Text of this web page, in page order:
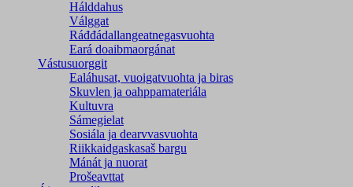
Hálddahus
Válggat
Ráđđádallangeatnegas­vuohta
Eará doaibmaorgánat
Vástusuorggit
Ealáhusat, vuoigatvuohta ja biras
Skuvlen ja oahppamateriála
Kultuvra
Sámegielat
Sosiála ja dearvvasvuohta
Riikkaidgaskasaš bargu
Mánát ja nuorat
Prošeavttat